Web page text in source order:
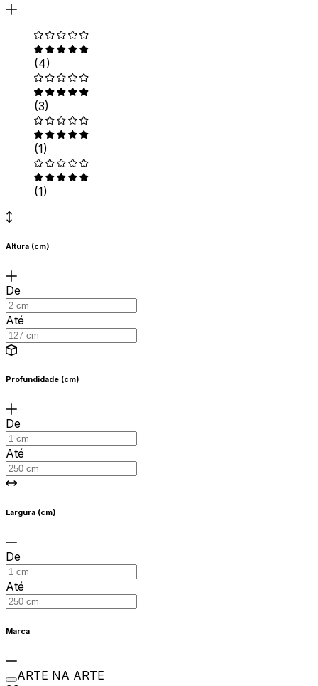
(4)
(3)
(1)
(1)
Altura (cm)
De
Até
Profundidade (cm)
De
Até
Largura (cm)
De
Até
Marca
ARTE NA ARTE